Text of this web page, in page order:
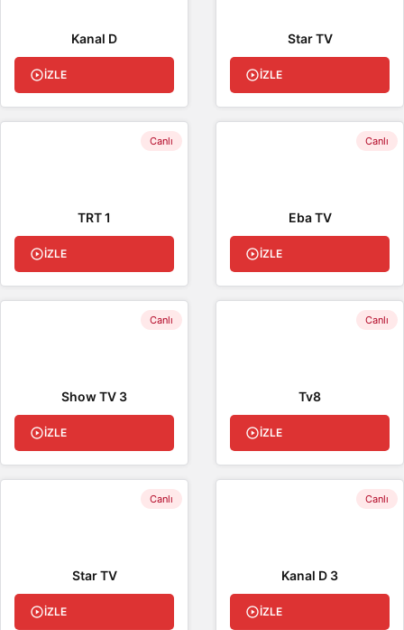
Kanal D
İZLE
Star TV
İZLE
Canlı
TRT 1
İZLE
Canlı
Eba TV
İZLE
Canlı
Show TV 3
İZLE
Canlı
Tv8
İZLE
Canlı
Star TV
İZLE
Canlı
Kanal D 3
İZLE